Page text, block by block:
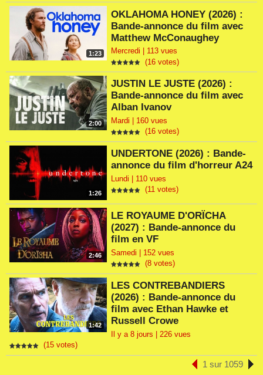
1:23
OKLAHOMA HONEY (2026) :
Bande-annonce du film avec
Matthew McConaughey
Mercredi | 113 vues
(16 votes)
2:00
JUSTIN LE JUSTE (2026) :
Bande-annonce du film avec
Alban Ivanov
Mardi | 160 vues
(16 votes)
1:26
UNDERTONE (2026) : Bande-
annonce du film d'horreur A24
Lundi | 110 vues
(11 votes)
2:46
LE ROYAUME D'ORÏCHA
(2027) : Bande-annonce du
film en VF
Samedi | 152 vues
(8 votes)
1:42
LES CONTREBANDIERS
(2026) : Bande-annonce du
film avec Ethan Hawke et
Russell Crowe
Il y a 8 jours | 226 vues
(15 votes)
1 sur 1059